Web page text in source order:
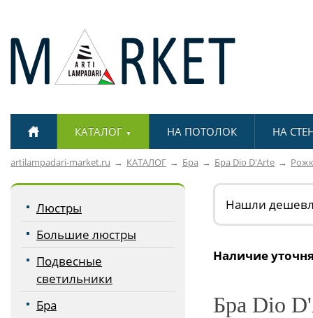
КАТАЛОГ ▼ НА ПОТОЛОК НА
artilampadari-market.ru КАТАЛОГ Бра Бра Dio D'Arte
Люстры
Большие люстры
Подвесные
светильники
Бра
Нашли
Наличие
Бра Dio